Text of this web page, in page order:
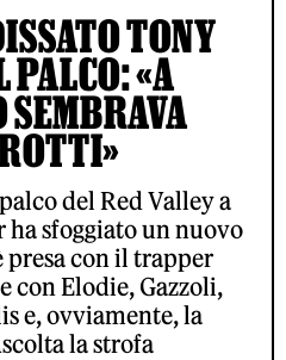
TONY
PALCO: «A
SEMBRAVA
del Red Valley a
sfoggiato un nuovo
presa con il trapper
con Elodie, Gazzoli,
e, ovviamente, la
la strofa